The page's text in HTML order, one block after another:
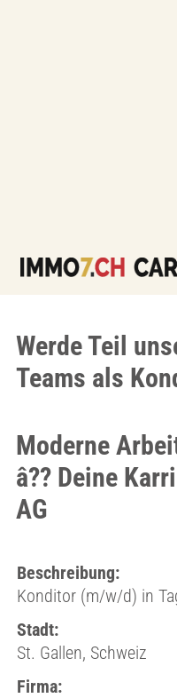
Werde Teil
Teams als
Moderne
â?? Deine
AG
Beschreibung:
Konditor (m/w/d) in
Stadt:
St. Gallen, Schweiz
Firma: